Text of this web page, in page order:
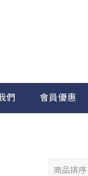
們 會員優惠
商品排序